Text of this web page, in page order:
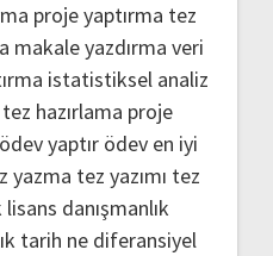
proje yaptırma tez
makale yazdırma veri
istatistiksel analiz
tez hazırlama proje
ödev yaptır ödev en iyi
yazma tez yazımı tez
danışmanlık
tarih ne diferansiyel